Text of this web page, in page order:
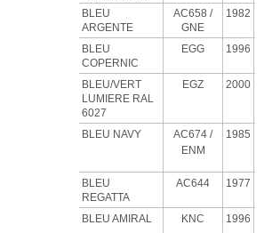
BLEU
ARGENTE
AC658 /
GNE
1982
BLEU
COPERNIC
EGG 1996
BLEU/VERT
LUMIERE RAL
6027
EGZ 2000
BLEU NAVY
AC674 /
ENM
1985
BLEU
REGATTA
AC644 1977
BLEU AMIRAL KNC 1996